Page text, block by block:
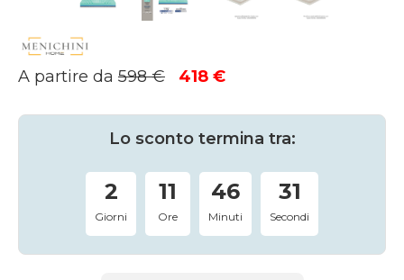
A partire da 598€
Il
originale
era:
418 €Il
attuale
è:
Lo sconto termina tra:
2
Giorni
11
Ore
46
Minuti
30
Secondi